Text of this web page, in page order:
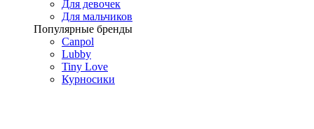
Для девочек
Для мальчиков
Популярные бренды
Canpol
Lubby
Tiny Love
Курносики